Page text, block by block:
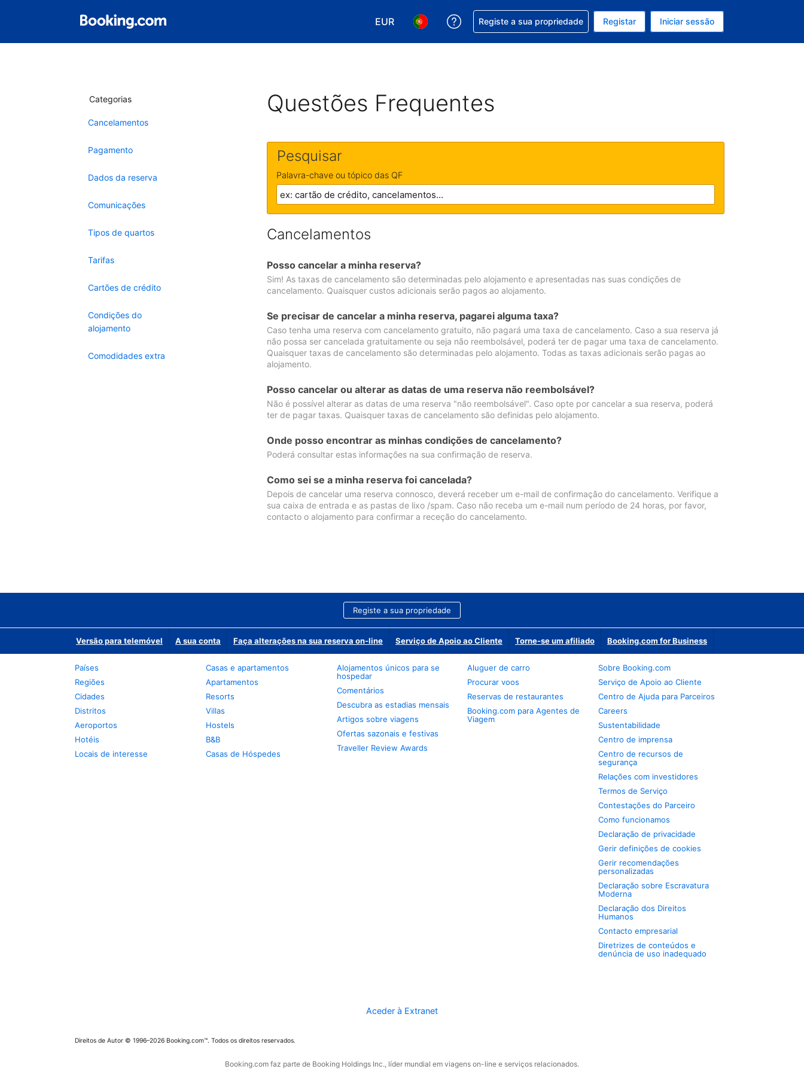
EUR
Escolha a sua moeda. A sua moeda atual é EUR
Escolha o seu idioma. O seu idioma atual é Português
Obtenha ajuda com a sua reserva
Registe a sua propriedade Registar Iniciar sessão
Categorias
Cancelamentos
Pagamento
Dados da reserva
Comunicações
Tipos de quartos
Tarifas
Cartões de crédito
Condições do
alojamento
Comodidades extra
Questões Frequentes
Pesquisar
Palavra-chave ou tópico das QF
Cancelamentos
Posso cancelar a minha reserva?
Sim! As taxas de cancelamento são determinadas pelo alojamento e apresentadas nas suas condições de
cancelamento. Quaisquer custos adicionais serão pagos ao alojamento.
Se precisar de cancelar a minha reserva, pagarei alguma taxa?
Caso tenha uma reserva com cancelamento gratuito, não pagará uma taxa de cancelamento. Caso a sua reserva já
não possa ser cancelada gratuitamente ou seja não reembolsável, poderá ter de pagar uma taxa de cancelamento.
Quaisquer taxas de cancelamento são determinadas pelo alojamento. Todas as taxas adicionais serão pagas ao
alojamento.
Posso cancelar ou alterar as datas de uma reserva não reembolsável?
Não é possível alterar as datas de uma reserva "não reembolsável". Caso opte por cancelar a sua reserva, poderá
ter de pagar taxas. Quaisquer taxas de cancelamento são definidas pelo alojamento.
Onde posso encontrar as minhas condições de cancelamento?
Poderá consultar estas informações na sua confirmação de reserva.
Como sei se a minha reserva foi cancelada?
Depois de cancelar uma reserva connosco, deverá receber um e-mail de confirmação do cancelamento. Verifique a
sua caixa de entrada e as pastas de lixo /spam. Caso não receba um e-mail num período de 24 horas, por favor,
contacto o alojamento para confirmar a receção do cancelamento.
Registe a sua propriedade
Versão para telemóvel A sua conta Faça alterações na sua reserva on-line Serviço de Apoio ao Cliente Torne-se um afiliado Booking.com for Business
Países
Regiões
Cidades
Distritos
Aeroportos
Hotéis
Locais de interesse
Casas e apartamentos
Apartamentos
Resorts
Villas
Hostels
B&B
Casas de Hóspedes
Alojamentos únicos para se
hospedar
Comentários
Descubra as estadias mensais
Artigos sobre viagens
Ofertas sazonais e festivas
Traveller Review Awards
Aluguer de carro
Procurar voos
Reservas de restaurantes
Booking.com para Agentes de
Viagem
Sobre Booking.com
Serviço de Apoio ao Cliente
Centro de Ajuda para Parceiros
Careers
Sustentabilidade
Centro de imprensa
Centro de recursos de
segurança
Relações com investidores
Termos de Serviço
Contestações do Parceiro
Como funcionamos
Declaração de privacidade
Gerir definições de cookies
Gerir recomendações
personalizadas
Declaração sobre Escravatura
Moderna
Declaração dos Direitos
Humanos
Contacto empresarial
Diretrizes de conteúdos e
denúncia de uso inadequado
Aceder à Extranet
Direitos de Autor © 1996–2026 Booking.com™. Todos os direitos reservados.
Booking.com faz parte de Booking Holdings Inc., líder mundial em viagens on-line e serviços relacionados.